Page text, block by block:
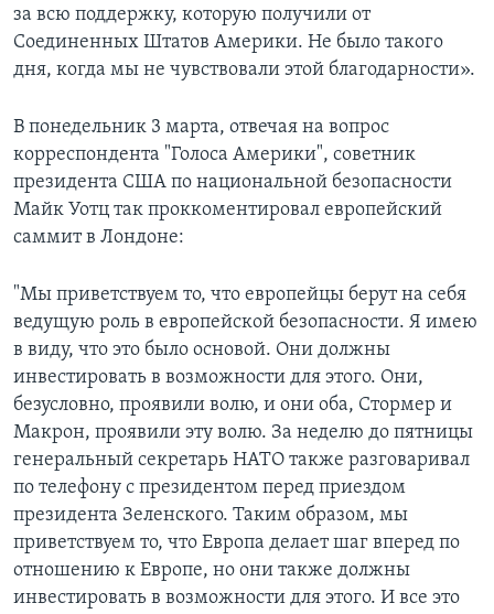
за всю поддержку, которую получили от
Соединенных Штатов Америки. Не было такого
дня, когда мы не чувствовали этой благодарности».
В понедельник 3 марта, отвечая на вопрос
корреспондента "Голоса Америки", советник
президента США по национальной безопасности
Майк Уотц так проккоментировал европейский
саммит в Лондоне:
"Мы приветствуем то, что европейцы берут на себя
ведущую роль в европейской безопасности. Я имею
в виду, что это было основой. Они должны
инвестировать в возможности для этого. Они,
безусловно, проявили волю, и они оба, Стормер и
Макрон, проявили эту волю. За неделю до пятницы
генеральный секретарь НАТО также разговаривал
по телефону с президентом перед приездом
президента Зеленского. Таким образом, мы
приветствуем то, что Европа делает шаг вперед по
отношению к Европе, но они также должны
инвестировать в возможности для этого. И все это